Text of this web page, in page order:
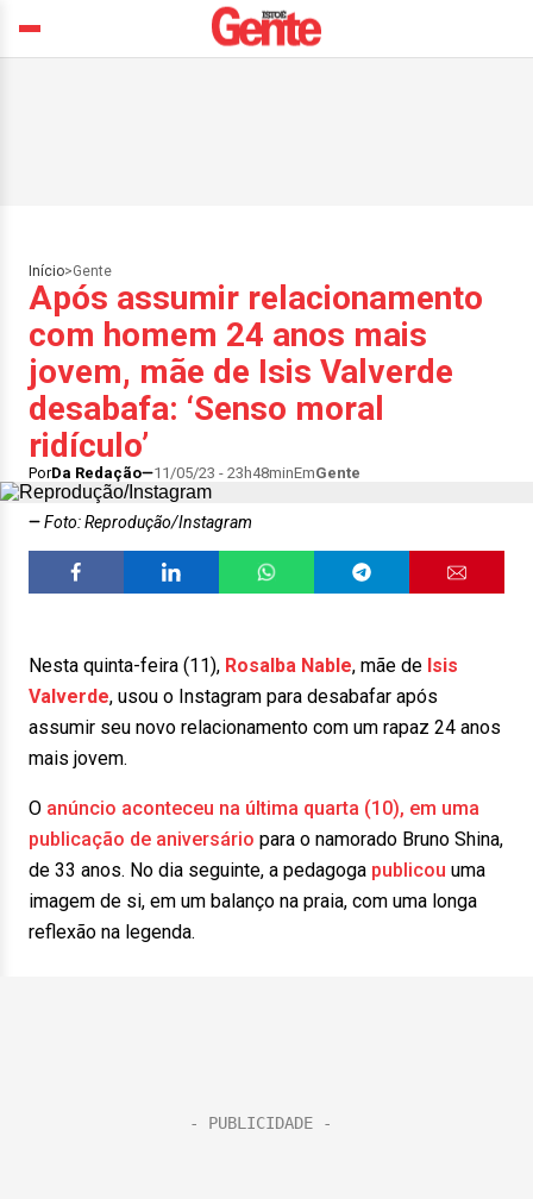
Início>Gente
Após assumir relacionamento
com homem 24 anos mais
jovem, mãe de Isis Valverde
desabafa: ‘Senso moral
ridículo’
PorDa Redação 11/05/23 - 23h48minEmGente
Foto: Reprodução/Instagram
Nesta quinta-feira (11), Rosalba Nable, mãe de Isis
Valverde, usou o Instagram para desabafar após
assumir seu novo relacionamento com um rapaz 24 anos
mais jovem.
O anúncio aconteceu na última quarta (10), em uma
publicação de aniversário para o namorado Bruno Shina,
de 33 anos. No dia seguinte, a pedagoga publicou uma
imagem de si, em um balanço na praia, com uma longa
reflexão na legenda.